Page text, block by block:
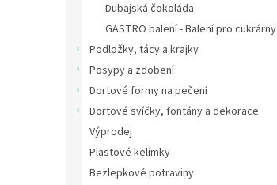
Dubajská čokoláda
GASTRO balení - Balení pro cukrárny
Podložky, tácy a krajky
Posypy a zdobení
Dortové formy na pečení
Dortové svíčky, fontány a dekorace
Výprodej
Plastové kelímky
Bezlepkové potraviny